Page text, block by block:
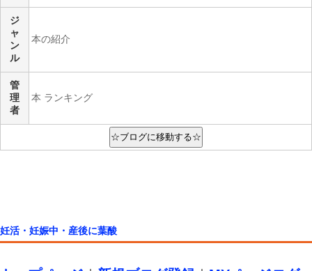
ジ
ャ
ン
ル
本の紹介
管
理
者
本 ランキング
妊活・妊娠中・産後に葉酸